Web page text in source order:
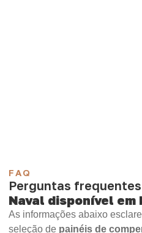
FAQ
Perguntas
Naval disponível em
As informações abaixo
seleção de painéis de